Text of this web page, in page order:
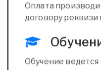
Оплата
договору
Обучение